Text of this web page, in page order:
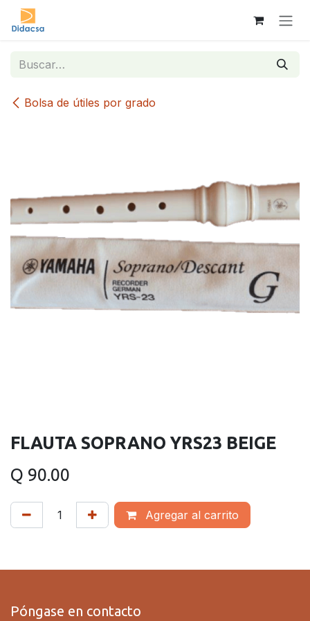
Ir al contenido
Bolsa de útiles por grado
FLAUTA SOPRANO YRS23 BEIGE
Q 90.00
Agregar al carrito
Póngase en contacto